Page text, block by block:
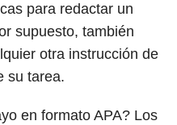
para redactar un
supuesto, también
otra instrucción de
su tarea.
en formato APA? Los